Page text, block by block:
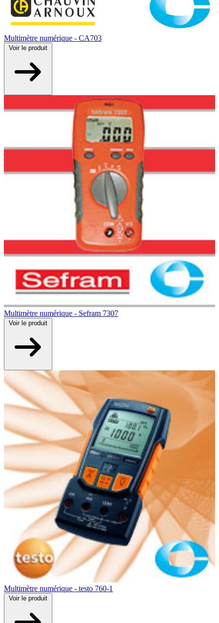
Multimètre numérique - CA703
Voir le produit
Multimètre numérique - Sefram 7307
Voir le produit
Multimètre numérique - testo 760-1
Voir le produit